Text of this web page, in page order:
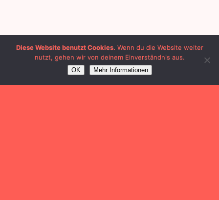
Diese Website benutzt Cookies. Wenn du die Website weiter
nutzt, gehen wir von deinem Einverständnis aus.
OK Mehr Informationen